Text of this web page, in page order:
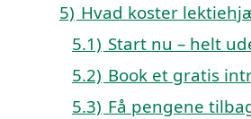
5) Hvad koster
5.1) Start nu – helt
5.2) Book et gratis
5.3) Få pengene